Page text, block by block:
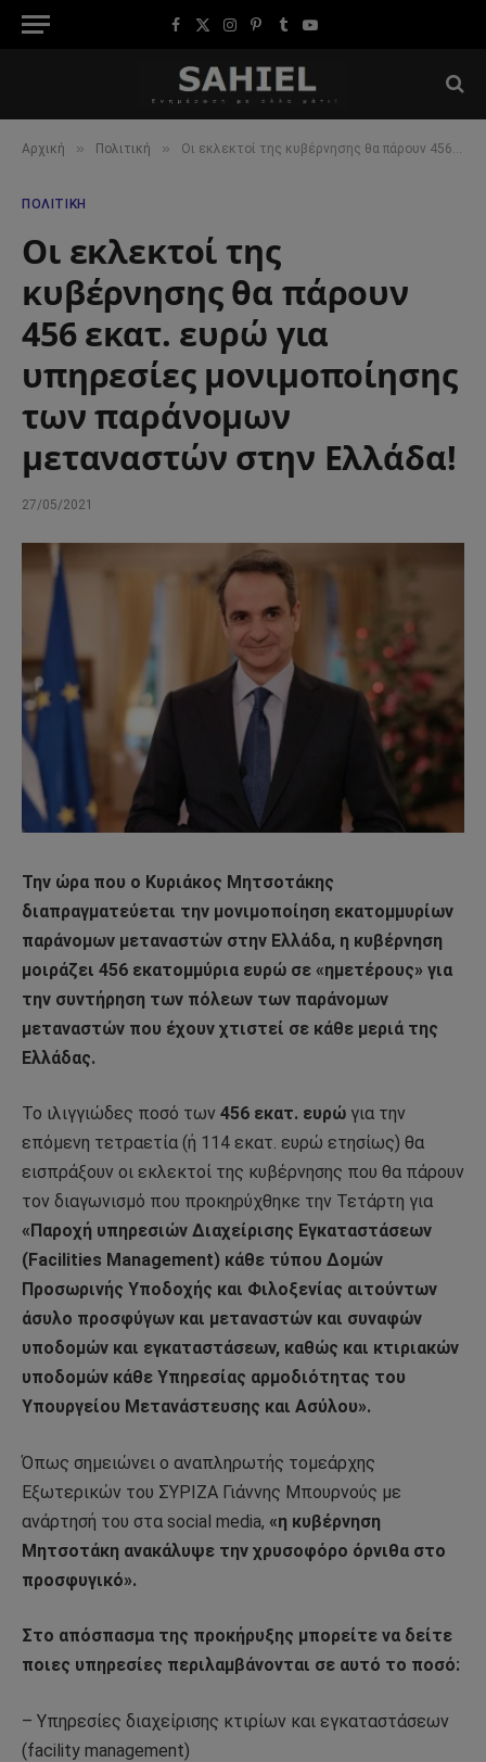
Facebook
X
Instagram
Pinterest
TumblrYouTube
Αρχική » Πολιτική » Οι εκλεκτοί της κυβέρνησης θα πάρουν 456 εκατ. ευρώ για υπηρεσίες μονιμοποίησης των παράνομων μεταναστών στην Ελλάδα!
ΠΟΛΙΤΙΚΉ
Οι εκλεκτοί της
κυβέρνησης θα πάρουν
456 εκατ. ευρώ για
υπηρεσίες μονιμοποίησης
των παράνομων
μεταναστών στην Ελλάδα!
27/05/2021
Την ώρα που ο Κυριάκος Μητσοτάκης
διαπραγματεύεται την μονιμοποίηση εκατομμυρίων
παράνομων μεταναστών στην Ελλάδα, η κυβέρνηση
μοιράζει 456 εκατομμύρια ευρώ σε «ημετέρους» για
την συντήρηση των πόλεων των παράνομων
μεταναστών που έχουν χτιστεί σε κάθε μεριά της
Ελλάδας.
Το ιλιγγιώδες ποσό των 456 εκατ. ευρώ για την
επόμενη τετραετία (ή 114 εκατ. ευρώ ετησίως) θα
εισπράξουν οι εκλεκτοί της κυβέρνησης που θα πάρουν
τον διαγωνισμό που προκηρύχθηκε την Τετάρτη για
«Παροχή υπηρεσιών Διαχείρισης Εγκαταστάσεων
(Facilities Management) κάθε τύπου Δομών
Προσωρινής Υποδοχής και Φιλοξενίας αιτούντων
άσυλο προσφύγων και μεταναστών και συναφών
υποδομών και εγκαταστάσεων, καθώς και κτιριακών
υποδομών κάθε Υπηρεσίας αρμοδιότητας του
Υπουργείου Μετανάστευσης και Ασύλου».
Όπως σημειώνει ο αναπληρωτής τομεάρχης
Εξωτερικών του ΣΥΡΙΖΑ Γιάννης Μπουρνούς με
ανάρτησή του στα social media, «η κυβέρνηση
Μητσοτάκη ανακάλυψε την χρυσοφόρο όρνιθα στο
προσφυγικό».
Στο απόσπασμα της προκήρυξης μπορείτε να δείτε
ποιες υπηρεσίες περιλαμβάνονται σε αυτό το ποσό:
– Υπηρεσίες διαχείρισης κτιρίων και εγκαταστάσεων
(facility management)